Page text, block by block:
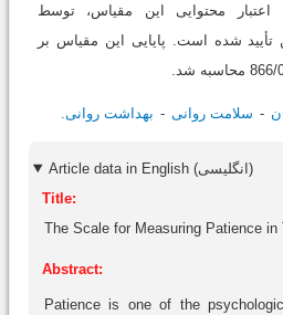
شدند. اعتبار محتوایی این مقیاس، توسط
شده است. پایایی این مقیاس بر
سلامت روانی بهداشت روانی.
Article data in English (انگلیسی)
Title:
The Scale for Measuring Patience in
Abstract:
Patience is one of the